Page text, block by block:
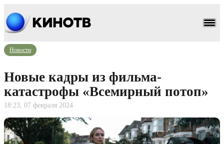
Новости
Новые кадры из фильма-
катастрофы «Всемирный потоп»
18:23, 07 февраля 2024